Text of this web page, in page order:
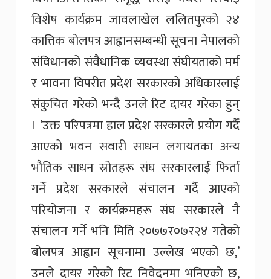
विशेष कार्यक्रम जावलाखेल ललितपुरको २४
कात्तिक बोलपत्र आह्वानसम्बन्धी सूचना नेपालको
संविधानको संवैधानिक व्यवस्था संघीयताको मर्म
र भावना विपरीत प्रदेश सरकारको अधिकारलाई
संकुचित गरेको भन्दै उनले रिट दायर गरेका हुन्
। ’उक्त परिपत्रमा हाल प्रदेश सरकारले प्रयोग गर्दै
आएको भवन सवारी साधन लगायतका अन्य
भौतिक साधन स्रोतहरू संघ सरकारलाई फिर्ता
गर्ने प्रदेश सरकारले संचालन गर्दै आएको
परियोजना र कार्यक्रमहरू संघ सरकारले नै
संचालन गर्ने भनि मिति २०७७र०७र२४ गतेको
बोलपत्र आह्वान सूचनामा उल्लेख भएको छ,’
उनले दायर गरेको रिट निवेदनमा भनिएको छ,